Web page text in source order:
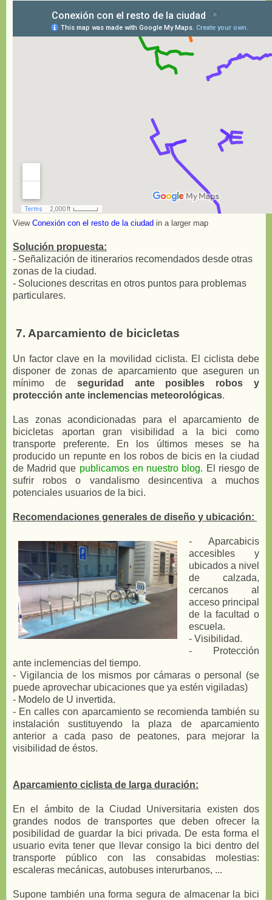
View Conexión con el resto de la ciudad in a larger map
Solución propuesta:
- Señalización de itinerarios recomendados desde otras
zonas de la ciudad.
- Soluciones descritas en otros puntos para problemas
particulares.
7. Aparcamiento de bicicletas
Un factor clave en la movilidad ciclista. El ciclista debe
disponer de zonas de aparcamiento que aseguren un
mínimo de seguridad ante posibles robos y
protección ante inclemencias meteorológicas.
Las zonas acondicionadas para el aparcamiento de
bicicletas aportan gran visibilidad a la bici como
transporte preferente. En los últimos meses se ha
producido un repunte en los robos de bicis en la ciudad
de Madrid que publicamos en nuestro blog. El riesgo de
sufrir robos o vandalismo desincentiva a muchos
potenciales usuarios de la bici.
Recomendaciones generales de diseño y ubicación:
- Aparcabicis
accesibles y
ubicados a nivel
de calzada,
cercanos al
acceso principal
de la facultad o
escuela.
- Visibilidad.
- Protección
ante inclemencias del tiempo.
- Vigilancia de los mismos por cámaras o personal (se
puede aprovechar ubicaciones que ya estén vigiladas)
- Modelo de U invertida.
- En calles con aparcamiento se recomienda también su
instalación sustituyendo la plaza de aparcamiento
anterior a cada paso de peatones, para mejorar la
visibilidad de éstos.
Aparcamiento ciclista de larga duración:
En el ámbito de la Ciudad Universitaria existen dos
grandes nodos de transportes que deben ofrecer la
posibilidad de guardar la bici privada. De esta forma el
usuario evita tener que llevar consigo la bici dentro del
transporte público con las consabidas molestias:
escaleras mecánicas, autobuses interurbanos, ...
Supone también una forma segura de almacenar la bici